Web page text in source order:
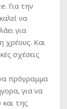
Για την
να
για
χρέους. Και
σχέσεις
πρόγραμμα
για να
της